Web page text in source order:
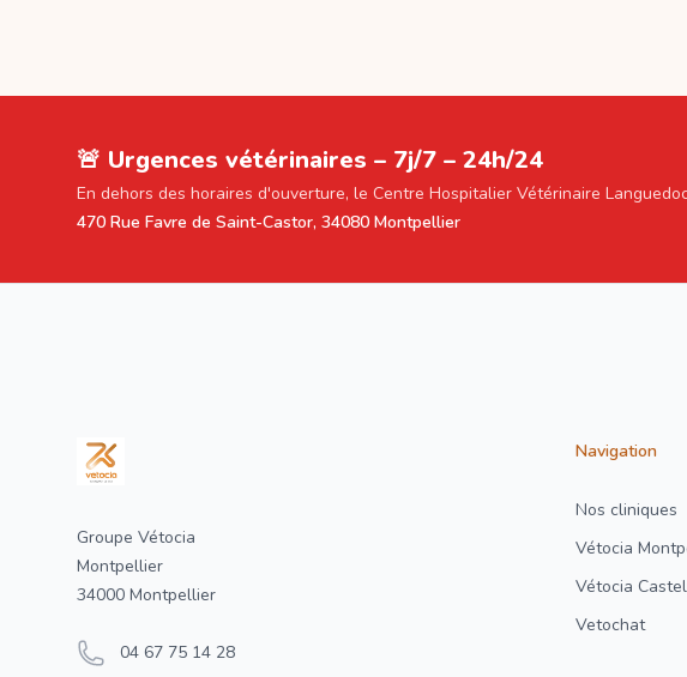
🚨 Urgences vétérinaires – 7j/7 – 24h/24
En dehors des horaires d'ouverture, le Centre Hospitalier Vétérinaire
470 Rue Favre de Saint-Castor, 34080 Montpellier
Groupe Vétocia
Montpellier
34000 Montpellier
04 67 75 14 28
Navigation
Nos cliniques
Vétocia
Vétocia
Vetochat